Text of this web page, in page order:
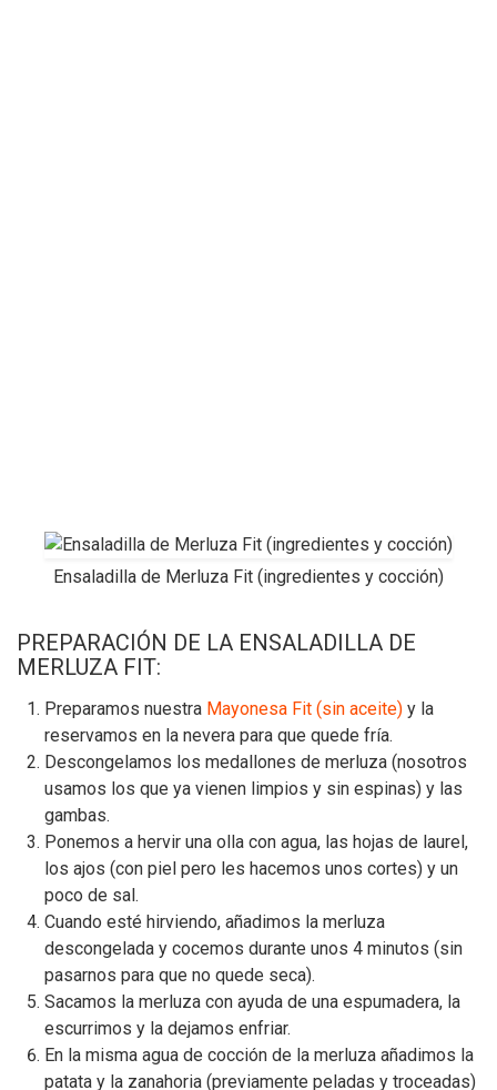
Ensaladilla de Merluza Fit (ingredientes y cocción)
PREPARACIÓN DE LA ENSALADILLA DE
MERLUZA FIT:
Preparamos nuestra Mayonesa Fit (sin aceite) y la
reservamos en la nevera para que quede fría.
Descongelamos los medallones de merluza (nosotros
usamos los que ya vienen limpios y sin espinas) y las
gambas.
Ponemos a hervir una olla con agua, las hojas de laurel,
los ajos (con piel pero les hacemos unos cortes) y un
poco de sal.
Cuando esté hirviendo, añadimos la merluza
descongelada y cocemos durante unos 4 minutos (sin
pasarnos para que no quede seca).
Sacamos la merluza con ayuda de una espumadera, la
escurrimos y la dejamos enfriar.
En la misma agua de cocción de la merluza añadimos la
patata y la zanahoria (previamente peladas y troceadas)